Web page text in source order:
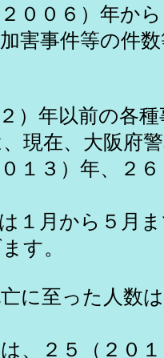
００６）年か
害事件等の件
）年以前の各
現在、大阪府
１３）年、２
１月から５月
す。
に至った人数
、２５（２０